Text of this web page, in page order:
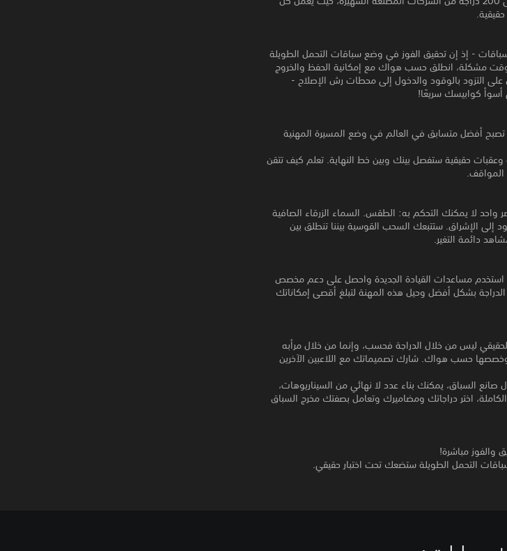
- إذ إن تحقيق الفوز في وضع سباقات التحمل الطويلة
الوقت مشكلة، انطلق حسب هواك مع إمكانية الحفظ والخروج
التزود بالوقود والدخول إلى محطات رش الإصلاح -
أسوأ كوابيسك سريعًا!
أفضل متسابق في العالم في وضع المسيرة المهنية
حقيقية ستفصل بينك وبين خط النهاية. تعلم كيف تتقن
المواقف.
واحد لا يمكنك التحكم به: الطقس. السماء الزرقاء الصافية
إلى الإشراق. ستتبعك السحب القوسية بيننا تنطلق بين
دائمة التغير.
استخدم مساعدات القيادة الجديدة واحصل على دعم مخصص
بشكل أفضل وحيل هذه المهنة لتبلغ أقصى إمكاناتك
ليس من خلال الدراجة فحسب، وإنما من خلال مرأبه
حسب هواك. شارك تصميماتك مع اللاعبين الآخرين
صانع السباق، يمكنك بناء عدد لا نهائي من السيناريوهات،
اختر دراجاتك ومضاميرك وتعامل بصفتك مخرج السباق
والفوز مباشرة!
التحمل الطويلة ستضعك تحت اختبار حقيقي.